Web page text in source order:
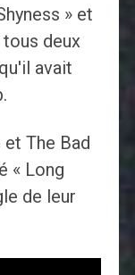
» et
tous deux
avait
et The Bad
« Long
de leur